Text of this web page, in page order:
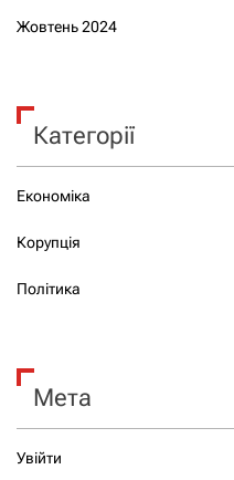
Жовтень 2024
Категорії
Економіка
Корупція
Політика
Мета
Увійти